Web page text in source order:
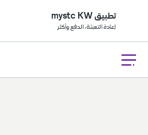
تطبيق mystc KW
إعادة التعبئة، الدفع وأكثر